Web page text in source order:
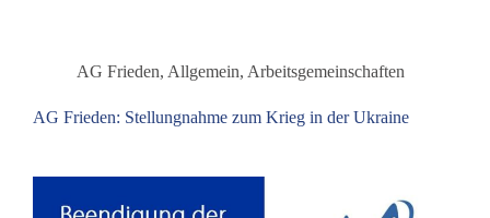
AG Frieden, Allgemein, Arbeitsgemeinschaften
AG Frieden: Stellungnahme zum Krieg in der Ukraine